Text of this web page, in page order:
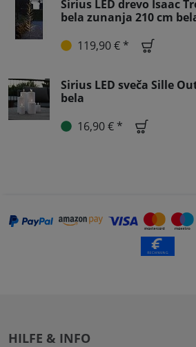
Sirius LED drevo Isaac
bela zunanja 210 cm
119,90 € *
Sirius LED sveča Sille
bela
16,90 € *
HILFE & INFO